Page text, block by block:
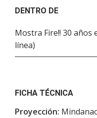
DENTRO DE
Mostra Fire!! 30 años
línea)
FICHA TÉCNICA
Proyección: